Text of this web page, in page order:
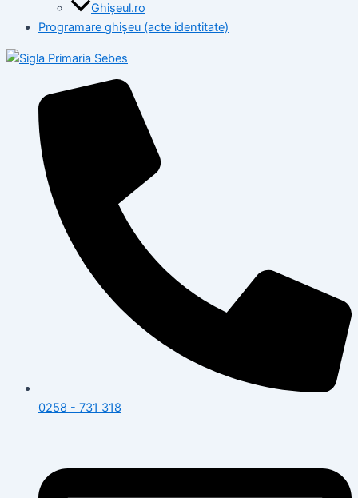
Ghișeul.ro
Programare ghișeu (acte identitate)
0258 - 731 318